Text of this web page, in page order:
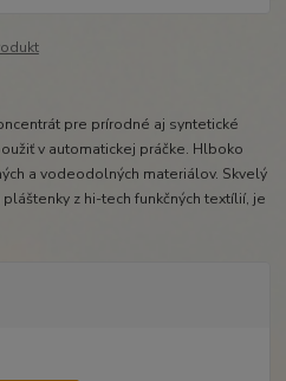
pre prírodné aj syntetické
v automatickej práčke. Hlboko
a vodeodolných materiálov. Skvelý
z hi-tech funkčných textílií, je